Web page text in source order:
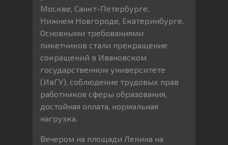
Москве, Санкт-Петербурге,
Нижнем Новгороде, Екатеринбурге.
Основными требованиями
пикетчиков стали прекращение
сокращений в Ивановском
государственном университете
(ИвГУ), соблюдение трудовых прав
работников сферы образования,
достойная оплата, нормальная
нагрузка.
Вечером на площади Ленина на